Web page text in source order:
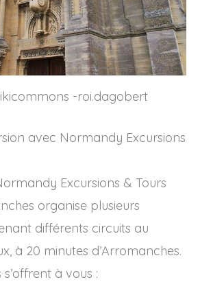
-roi.dagobert
avec Normandy Excursions
Excursions & Tours
organise plusieurs
différents circuits au
à 20 minutes d’Arromanches.
à vous :